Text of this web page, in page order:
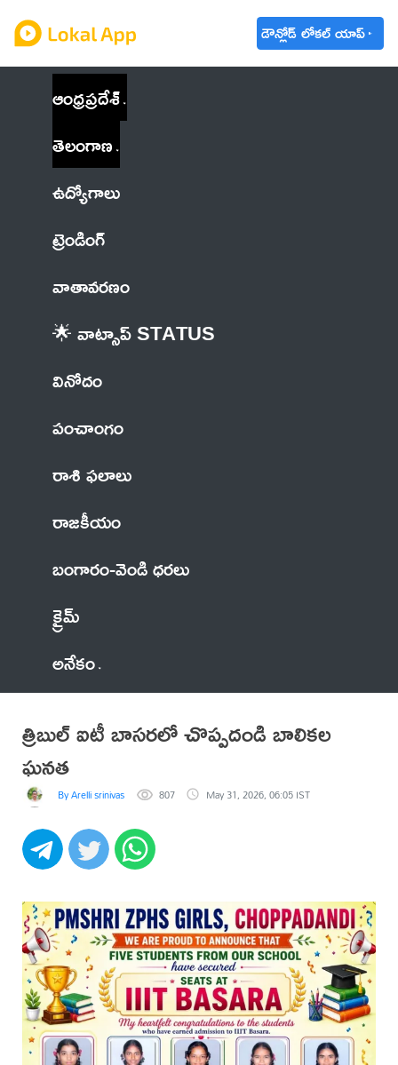
డౌన్లోడ్ లోకల్ యాప్
ఆంధ్రప్రదేశ్
తెలంగాణ
ఉద్యోగాలు
ట్రెండింగ్
వాతావరణం
🌟 వాట్సాప్ STATUS
వినోదం
పంచాంగం
రాశి ఫలాలు
రాజకీయం
బంగారం-వెండి ధరలు
క్రైమ్
అనేకం
త్రిబుల్ ఐటీ బాసరలో చొప్పదండి బాలికల
ఘనత
By Arelli srinivas 807 May 31, 2026, 06:05 IST